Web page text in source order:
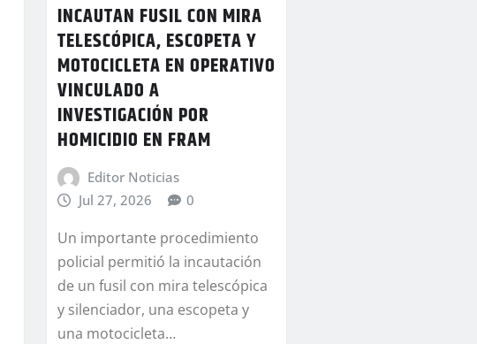
INCAUTAN FUSIL CON MIRA
TELESCÓPICA, ESCOPETA Y
MOTOCICLETA EN OPERATIVO
VINCULADO A
INVESTIGACIÓN POR
HOMICIDIO EN FRAM
Editor Noticias
Jul 27, 2026
0
Un importante procedimiento
policial permitió la incautación
de un fusil con mira telescópica
y silenciador, una escopeta y
una motocicleta…